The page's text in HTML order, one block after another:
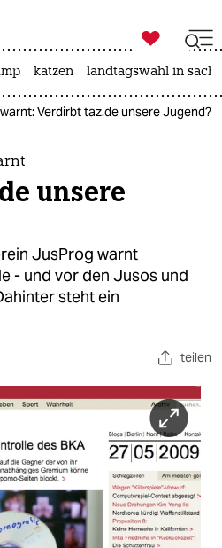
ich
ich

taz zahl ich
katzen landtagswahl in
Verdirbt taz.de unsere Jugend?
unsere
JusProg warnt
- und vor den Jusos und
steht ein
teilen